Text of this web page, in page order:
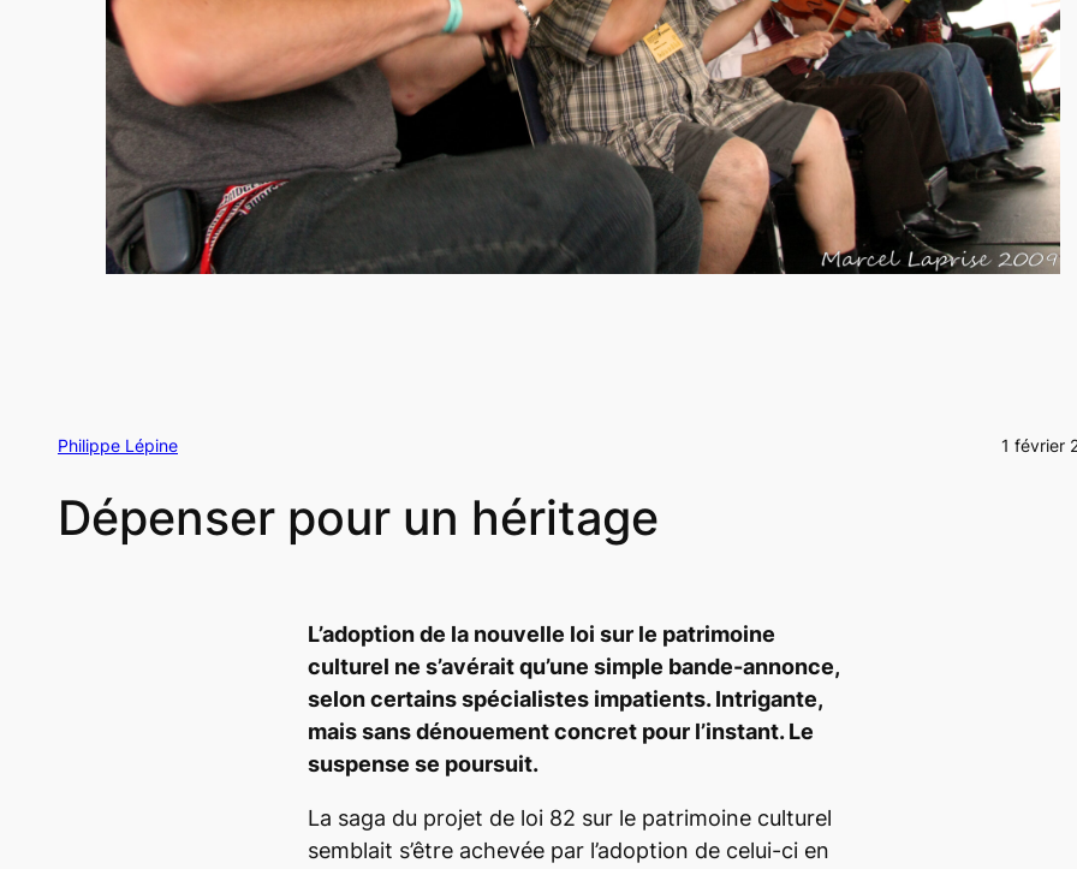
Philippe Lépine 1 février
Dépenser pour un héritage
L’adoption de la nouvelle loi sur le patrimoine
culturel ne s’avérait qu’une simple bande-annonce,
selon certains spécialistes impatients. Intrigante,
mais sans dénouement concret pour l’instant. Le
suspense se poursuit.
La saga du projet de loi 82 sur le patrimoine culturel
semblait s’être achevée par l’adoption de celui-ci en